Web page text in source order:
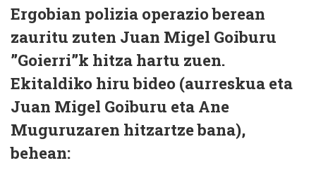
Ergobian polizia operazio berean
zauritu zuten Juan Migel Goiburu
”Goierri”k hitza hartu zuen.
Ekitaldiko hiru bideo (aurreskua eta
Juan Migel Goiburu eta Ane
Muguruzaren hitzartze bana),
behean: